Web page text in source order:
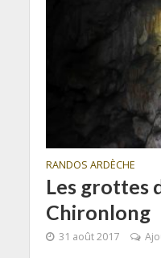
RANDOS ARDÈCHE
Les grottes
Chironlong
31 août 2017